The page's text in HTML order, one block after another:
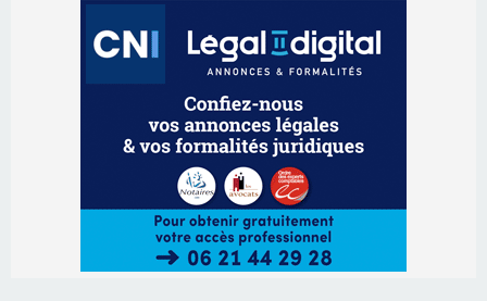
Les brèves
Ucciani – Marché des producteurs à Cruculi le
Corte – L’association A Nuciola organise une
projection sous les étoiles